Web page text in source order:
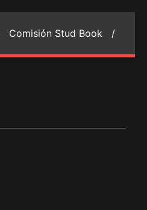
Comisión Stud Book /